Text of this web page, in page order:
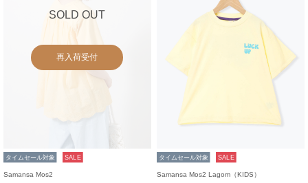
SOLD OUT
再入荷受付
タイムセール対象 SALE
Samansa Mos2
タイムセール対象 SALE
Samansa Mos2 Lagom（KIDS）